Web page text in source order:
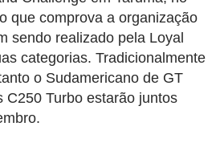
que comprova a organização
sendo realizado pela Loyal
categorias. Tradicionalmente
o Sudamericano de GT
C250 Turbo estarão juntos